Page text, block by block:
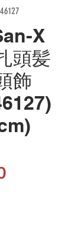
X
頭髪
飾